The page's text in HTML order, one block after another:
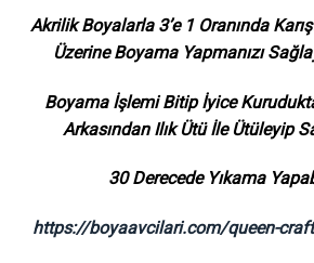
Akrilik Boyalarla 3’e 1 Oranında
Üzerine Boyama Yapmanızı
Boyama İşlemi Bitip İyice
Arkasından Ilık Ütü İle Ütüleyip
30 Derecede Yıkama
https://boyaavcilari.com/queen-